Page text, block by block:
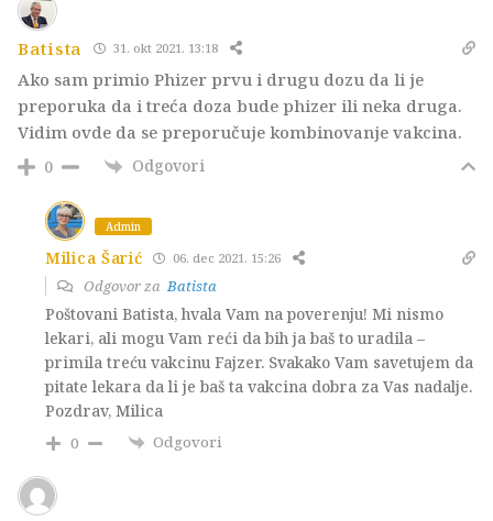
Batista 31. okt 2021. 13:18
Ako sam primio Phizer prvu i drugu dozu da li je
preporuka da i treća doza bude phizer ili neka druga.
Vidim ovde da se preporučuje kombinovanje vakcina.
0 Odgovori
Admin
Milica Šarić 06. dec 2021. 15:26
Odgovor zaBatista
Poštovani Batista, hvala Vam na poverenju! Mi nismo
lekari, ali mogu Vam reći da bih ja baš to uradila –
primila treću vakcinu Fajzer. Svakako Vam savetujem da
pitate lekara da li je baš ta vakcina dobra za Vas nadalje.
Pozdrav, Milica
0 Odgovori